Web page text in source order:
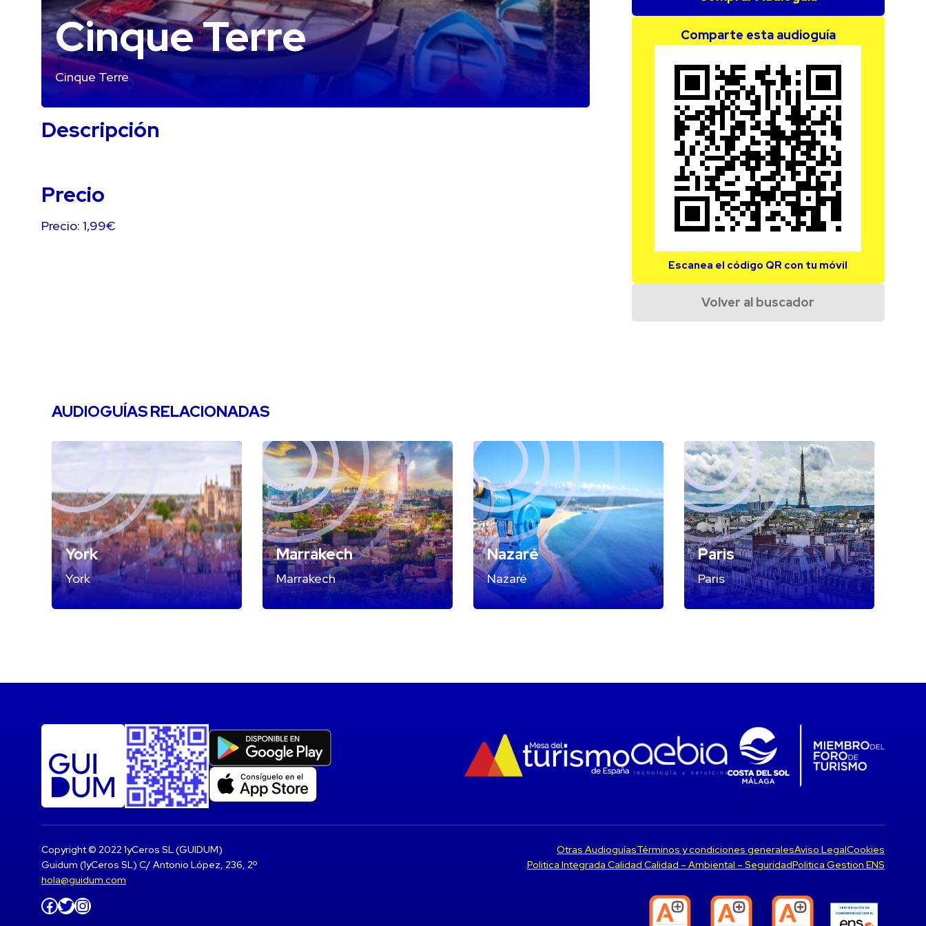
Cinque Terre
Cinque Terre
Descripción
Precio
Precio: 1,99€
Comparte esta audioguía
Escanea el código QR con tu móvil
Volver al buscador
AUDIOGUÍAS RELACIONADAS
York
York
Marrakech
Marrakech
Nazaré
Nazaré
Paris
Paris
Copyright © 2022 1yCeros SL (GUIDUM)
Guidum (1yCeros SL) C/ Antonio López, 236, 2º
hola@guidum.com
Facebook Twitter Instagram
Otras AudioguíasTérminos y condiciones generalesAviso LegalCookies
Politica Integrada Calidad Calidad – Ambiental – SeguridadPolitica Gestion ENS